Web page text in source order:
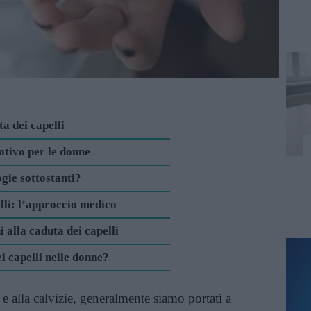
dei capelli
per le donne
sottostanti?
l’approccio medico
alla caduta dei capelli
capelli nelle donne?
e alla calvizie, generalmente siamo portati a